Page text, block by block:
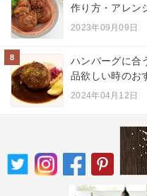
作り方・アレン
2023年09月09日
8
ハンバーグに合
品欲しい時のお
2024年04月12日